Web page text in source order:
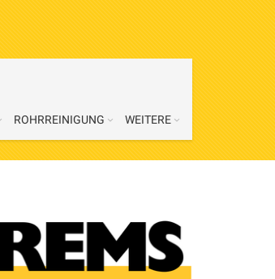
ROHRREINIGUNG WEITERE